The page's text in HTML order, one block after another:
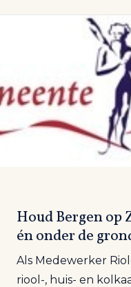
Houd Bergen op
én onder de
Als Medewerker
riool-, huis- en